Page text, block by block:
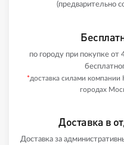
(предварительно
по городу при покупке от
*доставка силами компании
городах
Доставка в
Доставка за